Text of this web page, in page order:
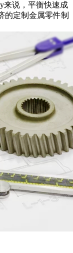
来说，平衡快速成
的定制金属零件制